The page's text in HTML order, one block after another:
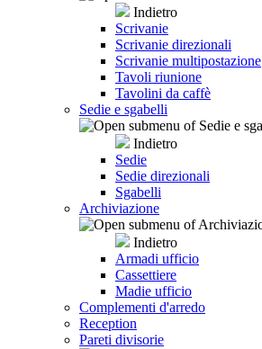
Indietro
Scrivanie
Scrivanie direzionali
Scrivanie multipostazione
Tavoli riunione
Tavolini da caffè
Sedie e sgabelli
Indietro
Sedie
Sedie direzionali
Sgabelli
Archiviazione
Indietro
Armadi ufficio
Cassettiere
Madie ufficio
Complementi d'arredo
Reception
Pareti divisorie